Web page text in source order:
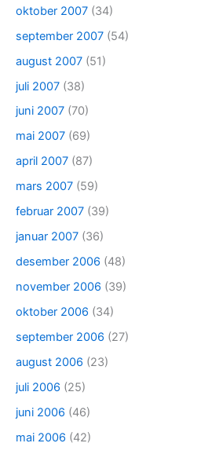
oktober 2007 (34)
september 2007 (54)
august 2007 (51)
juli 2007 (38)
juni 2007 (70)
mai 2007 (69)
april 2007 (87)
mars 2007 (59)
februar 2007 (39)
januar 2007 (36)
desember 2006 (48)
november 2006 (39)
oktober 2006 (34)
september 2006 (27)
august 2006 (23)
juli 2006 (25)
juni 2006 (46)
mai 2006 (42)